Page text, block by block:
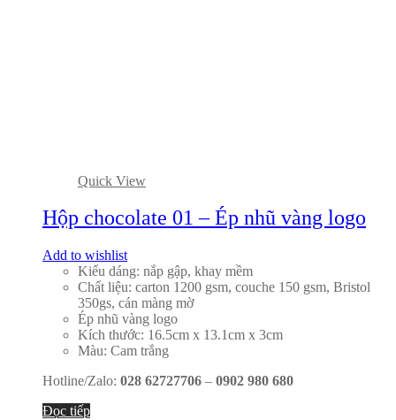
Quick View
Hộp chocolate 01 – Ép nhũ vàng logo
Add to wishlist
Kiểu dáng: nắp gập, khay mềm
Chất liệu: carton 1200 gsm, couche 150 gsm, Bristol
350gs, cán màng mờ
Ép nhũ vàng logo
Kích thước: 16.5cm x 13.1cm x 3cm
Màu: Cam trắng
Hotline/Zalo: 028 62727706 – 0902 980 680
Đọc tiếp